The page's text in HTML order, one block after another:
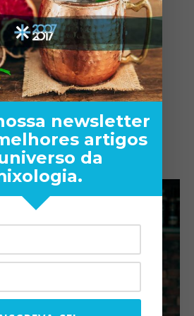
newsletter
artigos
da